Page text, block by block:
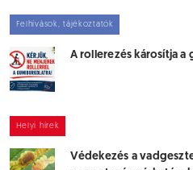
Felhívások, tájékoztatók
A rollerezés károsítja
Helyi hírek
Védekezés a